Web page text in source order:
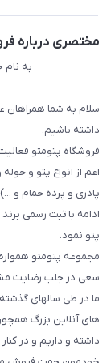
مختصری درباره
به نام
سلام به شما همراهان
داشته باشیم.
اعم از انواع پتو و
پادری و پرده حمام و
ادامه با ثبت رسمی
پتو نمود.
مجموعه پتومتو
سعی در جلب رضایت
ما در طی سالهای
های آنلاین بزرگ
داشته و داریم و در